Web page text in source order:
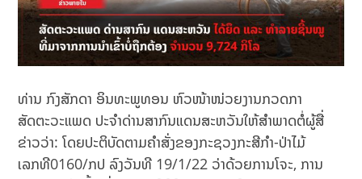
ທ່ານ ກົງສັກດາ ອິນທະພູທອນ ຫົວໜ້າໜ່ວຍງານກວດກາ
ສັດຕະວະແພດ ປະຈໍາດ່ານສາກົນແດນສະຫວັນໃຫ້ສໍາພາດຕໍ່ຜູ້ສື່
ຂ່າວວ່າ: ໂດຍປະຕິບັດຕາມຄໍາສັ່ງຂອງກະຊວງກະສີກໍາ-ປ່າໄມ້
ເລກທີ0160/ກປ ລົງວັນທີ 19/1/22 ວ່າດ້ວຍການໂຈະ, ການ